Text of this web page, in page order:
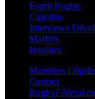
Esprit Rugby
Cagolins
Interviews
Maffrés
Insolites
Mentions
Contact